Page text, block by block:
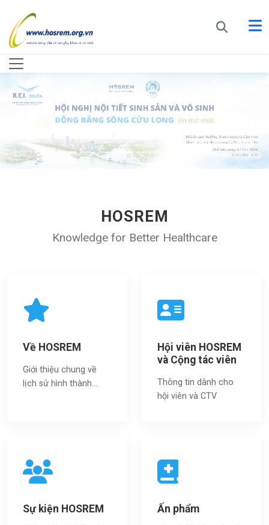
HOSREM
Knowledge for Better Healthcare
Về HOSREM
Giới thiệu chung về
lịch sử hình thành...
Hội viên HOSREM
và Cộng tác viên
Thông tin dành cho
hội viên và CTV
Sự kiện HOSREM Ấn phẩm